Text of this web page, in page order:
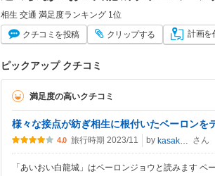
相生 交通 満足度ランキング 1位
クチコミ を投稿 クリップする 計画を
ピックアップ クチコミ
満足度の高いクチコミ
様々な接点が紡ぎ相生に根付いたベーロンを
4.0 旅行時期 2023/11 by kasakayu6149 さん
「あいおい白龍城」はペーロンジョウと読みます